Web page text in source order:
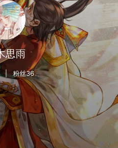
思雨
粉丝36